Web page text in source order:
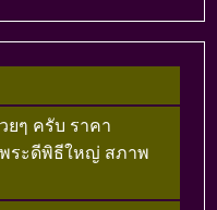
ยๆ ครับ ราคา
ระดีพิธีใหญ่ สภาพ